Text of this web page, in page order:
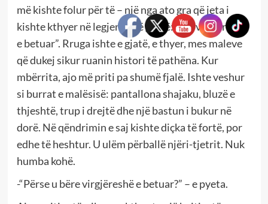
më kishte folur për të – një nga ato gra që jeta i
kishte kthyer në legjendë të gjallë: një “virgjëreshë
e betuar”. Rruga ishte e gjatë, e thyer, mes maleve
që dukej sikur ruanin histori të pathëna. Kur
mbërrita, ajo më priti pa shumë fjalë. Ishte veshur
si burrat e malësisë: pantallona shajaku, bluzë e
thjeshtë, trup i drejtë dhe një bastun i bukur në
dorë. Në qëndrimin e saj kishte diçka të fortë, por
edhe të heshtur. U ulëm përballë njëri-tjetrit. Nuk
humba kohë.
-“Përse u bëre virgjëreshë e betuar?” – e pyeta.